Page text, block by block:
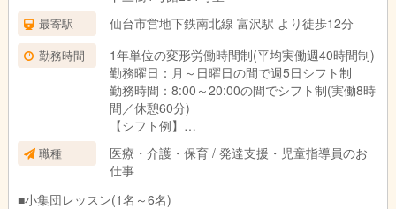
＜試用期間中＞
月給：245,000円
■固定残業代：30,000円（月19時間分）
■諸手当：55,000円
①試用期間6ヶ月
試用期間中は契約社員としての勤務
※給与、給与改定以外の条件に変更なし
②残業は月5時間程度
③固定残業代は時間外労働の有無に関わらず支
給
最寄駅 仙台市営地下鉄南北線 富沢駅 より徒歩12分
勤務時間
1年単位の変形労働時間制(平均実働週40時間制)
勤務曜日：月～日曜日の間で週5日シフト制
勤務時間：8:00～20:00の間でシフト制(実働8時
間／休憩60分)
【シフト例】
■9:00～18:00
■9:30～18:30
■10:00～19:00 等
※基本的には9:00～19:00の間でのシフトになり
職種
医療・介護・保育 / 発達支援・児童指導員のお
仕事
■小集団レッスン(1名～6名)